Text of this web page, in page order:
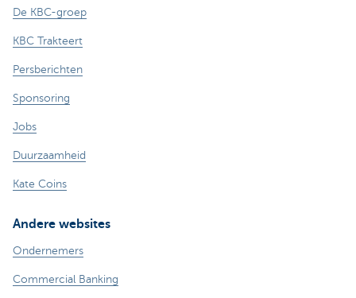
De KBC-groep
KBC Trakteert
Persberichten
Sponsoring
Jobs
Duurzaamheid
Kate Coins
Andere websites
Ondernemers
Commercial Banking